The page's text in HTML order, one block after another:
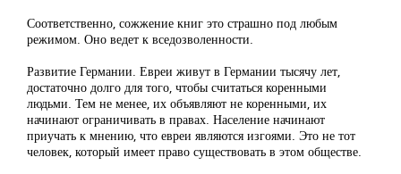
Соответственно, сожжение книг это страшно под любым
режимом. Оно ведет к вседозволенности.
Развитие Германии. Евреи живут в Германии тысячу лет,
достаточно долго для того, чтобы считаться коренными
людьми. Тем не менее, их объявляют не коренными, их
начинают ограничивать в правах. Население начинают
приучать к мнению, что евреи являются изгоями. Это не тот
человек, который имеет право существовать в этом обществе.